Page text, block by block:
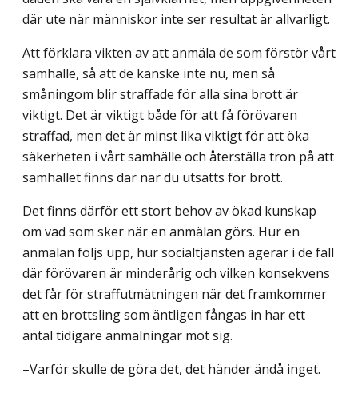
där ute när människor inte ser resultat är allvarligt.
Att förklara vikten av att anmäla de som förstör vårt
samhälle, så att de kanske inte nu, men så
småningom blir straffade för alla sina brott är
viktigt. Det är viktigt både för att få förövaren
straffad, men det är minst lika viktigt för att öka
säkerheten i vårt sam­hälle och återställa tron på att
samhället finns där när du utsätts för brott.
Det finns därför ett stort behov av ökad kunskap
om vad som sker när en anmälan görs. Hur en
anmälan följs upp, hur socialtjänsten agerar i de fall
där förövaren är minderårig och vilken konsekvens
det får för straffutmätningen när det framkommer
att en brottsling som äntligen fångas in har ett
antal tidigare anmälningar mot sig.
–Varför skulle de göra det, det händer ändå inget.